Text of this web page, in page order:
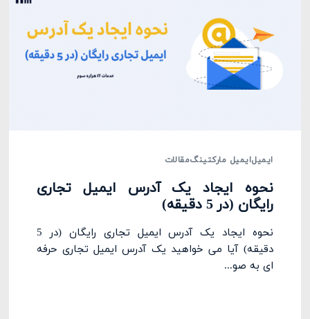
ایمیلایمیل مارکتینگمقالات
نحوه ایجاد یک آدرس ایمیل تجاری
رایگان (در 5 دقیقه)
نحوه ایجاد یک آدرس ایمیل تجاری رایگان (در 5
دقیقه) آیا می خواهید یک آدرس ایمیل تجاری حرفه
ای به صو...